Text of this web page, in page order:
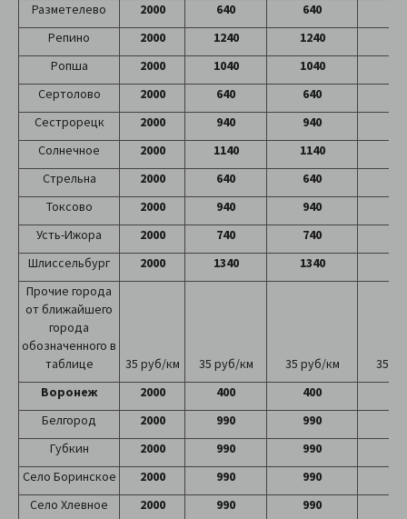
Разметелево
2000 640 640
Репино
2000 1240 1240
Ропша
2000 1040 1040
Сертолово
2000 640 640
Сестрорецк
2000 940 940
Солнечное
2000 1140 1140
Стрельна
2000 640 640
Токсово
2000 940 940
Усть-Ижора
2000 740 740
Шлиссельбург
2000 1340 1340
Прочие города
от ближайшего
города
обозначенного в
таблице
35 руб/км 35 руб/км 35 руб/км
35
Воронеж
2000 400 400
Белгород
2000 990 990
Губкин
2000 990 990
Село Боринское
2000 990 990
Село Хлевное
2000 990 990